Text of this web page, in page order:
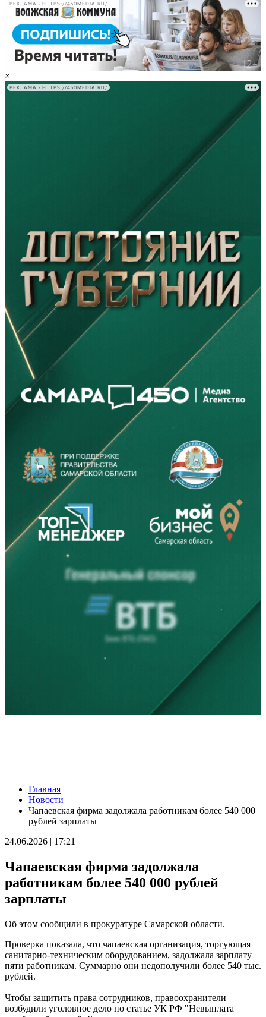
РЕКЛАМА • HTTPS://450MEDIA.RU/
×
РЕКЛАМА • HTTPS://450MEDIA.RU/
Поваленные деревья и оборванные провода: Вячеслав
Федорищев рассказал о последствиях непогоды
09.08.2026 | 18:18
Пенсионерка из Ставропольского района потеряла 650 тысяч
09.08.2026 | 16:40
на 950 тысяч рублей
09.08.2026 | 16:38
Из-за непогоды в Тольятти усилили работу аварийных служб
09.08.2026 | 15:35
Где в Самаре приведут в порядок газоны 9 августа: список
адресов
09.08.2026 | 15:31
Нападающий КС рассказал об игре команды с новым
тренером
09.08.2026 | 15:05
Вратарь Гудиев рассказал о тактике "Акрона" на матч с
"Локомотивом"
09.08.2026 | 14:25
В Красноглинском районе Самары водитель легковушки сбил
ребенка
Главная
Новости
Чапаевская фирма задолжала работникам более 540 000
рублей зарплаты
24.06.2026 | 17:21
Чапаевская фирма задолжала
работникам более 540 000 рублей
зарплаты
Об этом сообщили в прокуратуре Самарской области.
Проверка показала, что чапаевская организация, торгующая
санитарно-техническим оборудованием, задолжала зарплату
пяти работникам. Суммарно они недополучили более 540 тыс.
рублей.
Чтобы защитить права сотрудников, правоохранители
возбудили уголовное дело по статье УК РФ "Невыплата